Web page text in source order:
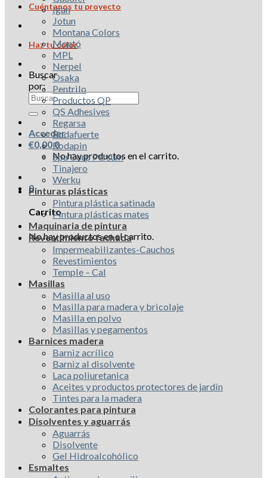
Cuéntanos tu proyecto
Haz tu color
Buscar
por:
Acceder
€0,000
No hay productos en el carrito.
0
Carrito
No hay productos en el carrito.
Igan
Jotun
Montana Colors
Montó
MPL
Nerpel
Osaka
Pentrilo
Productos QP
QS Adhesives
Regarsa
Rodafuerte
Rodapin
Spa Corp Persum
Tinajero
Werku
Pinturas plásticas
Pintura plástica satinada
Pintura plásticas mates
Maquinaria de pintura
Revestimiento fachada
Impermeabilizantes-Cauchos
Revestimientos
Temple – Cal
Masillas
Masilla al uso
Masilla para madera y bricolaje
Masilla en polvo
Masillas y pegamentos
Barnices madera
Barniz acrílico
Barniz al disolvente
Laca poliuretanica
Aceites y productos protectores de jardín
Tintes para la madera
Colorantes para pintura
Disolventes y aguarrás
Aguarrás
Disolvente
Gel Hidroalcohólico
Esmaltes